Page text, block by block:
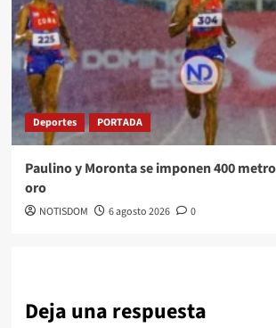
Deportes PORTADA
Paulino y Moronta se imponen 400
oro
NOTISDOM 6 agosto 2026 0
Deja una respuesta